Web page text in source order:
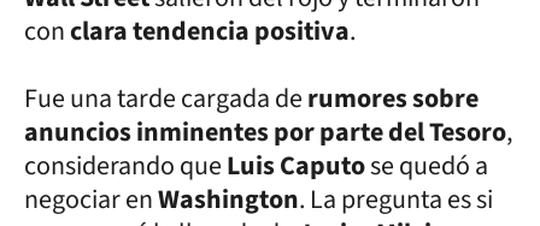
conclara tendencia positiva.
Fue una tarde cargada derumores sobre
anuncios inminentes por parte del Tesoro,
considerando queLuis Caputose quedó a
negociar enWashington. La pregunta es si